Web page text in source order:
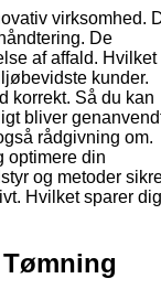
virksomhed.
De
af affald. Hvilket
kunder.
korrekt. Så du kan
bliver
rådgivning om.
optimere din
og metoder
Hvilket sparer dig